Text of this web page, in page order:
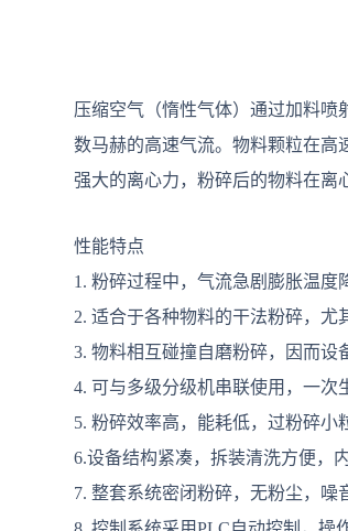
压缩空气（惰性气体）通过加料
数马赫的高速气流。物料颗粒在高
强大的离心力，粉碎后的物料在离
性能特点
1. 粉碎过程中，气流急剧膨胀温度
2. 适合于各种物料的干法粉碎，尤
3. 物料相互碰撞自磨粉碎，因而设
4. 可与多级分级机串联使用，一次
5. 粉碎效率高，能耗低，过粉碎小
6.设备结构紧凑，拆装清洗方便，
7. 整套系统密闭粉碎，无粉尘，噪